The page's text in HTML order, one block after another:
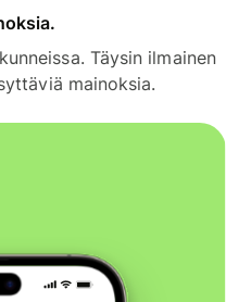
Täysin ilmainen
mainoksia.